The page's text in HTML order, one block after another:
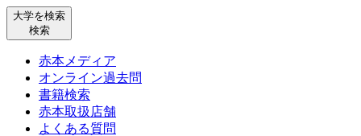
大学を検索
検索
赤本メディア
オンライン過去問
書籍検索
赤本取扱店舗
よくある質問